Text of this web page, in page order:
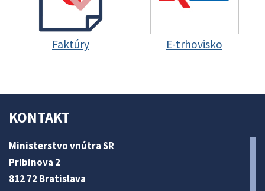
Faktúry E-trhovisko
KONTAKT
Ministerstvo vnútra SR
Pribinova 2
812 72 Bratislava